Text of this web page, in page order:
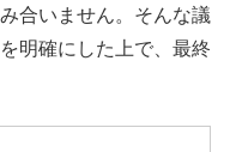
合いません。そんな議
明確にした上で、最終